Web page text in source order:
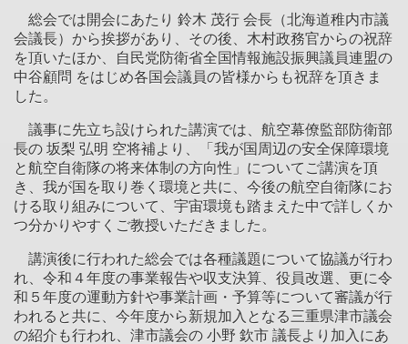
総会では開会にあたり 鈴木 茂行 会長（北海道稚内市議
会議長）から挨拶があり、その後、木村政務官からの祝辞
を頂いたほか、自民党防衛省全国情報施設振興議員連盟の
中谷顧問 をはじめ各国会議員の皆様からも祝辞を頂きま
した。
議事に先立ち設けられた講演では、航空幕僚監部防衛部
長の 坂梨 弘明 空将補より、「我が国周辺の安全保障環境
と航空自衛隊の将来体制の方向性」についてご講演を頂
き、我が国を取り巻く環境と共に、今後の航空自衛隊にお
ける取り組みについて、宇宙環境も踏まえた中で詳しくか
つ分かりやすくご教授いただきました。
講演後に行われた総会では各種議題について協議が行わ
れ、令和４年度の事業報告や収支決算、役員改選、更に令
和５年度の運動方針や事業計画・予算等について審議が行
われると共に、今年度から新規加入となる三重県津市議会
の紹介も行われ、津市議会の 小野 欽市 議長より加入にあ